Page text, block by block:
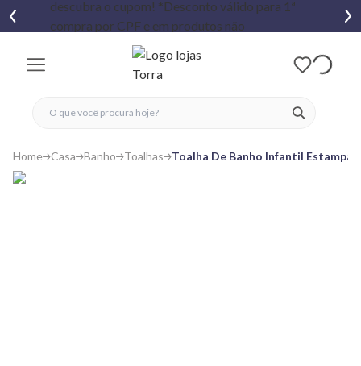
ver
fechar menu
fechar menu
favoritos
Home Casa Banho Toalhas Toalha De Banho Infantil Estampa